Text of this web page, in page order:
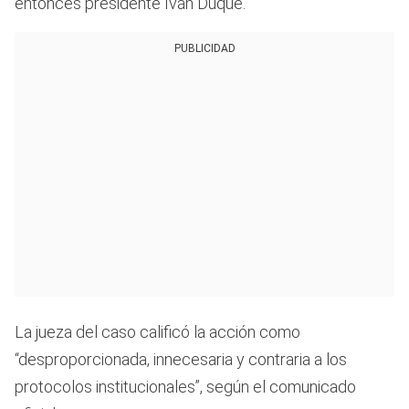
PUBLICIDAD
La jueza del caso calificó la acción como
“desproporcionada, innecesaria y contraria a los
protocolos institucionales”, según el comunicado